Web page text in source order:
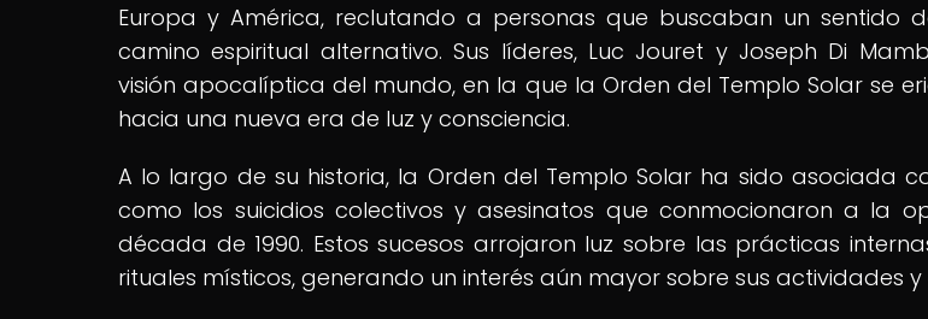
Europa y América, reclutando a personas que buscaban un sentido
camino espiritual alternativo. Sus líderes, Luc Jouret y Joseph Di
visión apocalíptica del mundo, en la que la Orden del Templo Solar se
hacia una nueva era de luz y consciencia.
A lo largo de su historia, la Orden del Templo Solar ha sido asociada
como los suicidios colectivos y asesinatos que conmocionaron a la
década de 1990. Estos sucesos arrojaron luz sobre las prácticas
rituales místicos, generando un interés aún mayor sobre sus actividades y